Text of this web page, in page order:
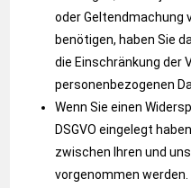
oder Geltendmachung
benötigen, haben Sie
die Einschränkung der
personenbezogenen
Wenn Sie einen
DSGVO eingelegt
zwischen Ihren und
vorgenommen